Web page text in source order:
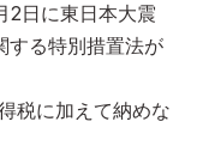
2日に東日本大震
する特別措置法が
税に加えて納めな